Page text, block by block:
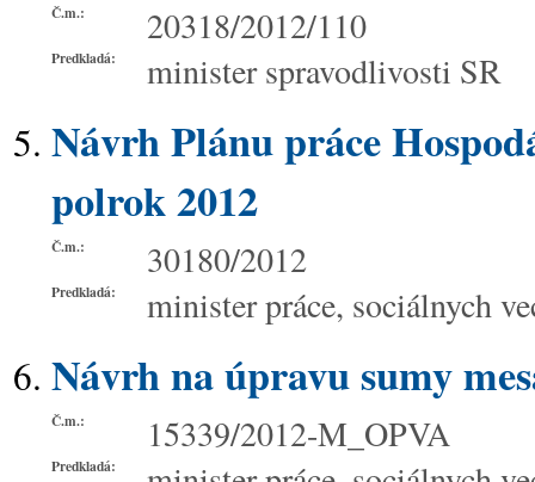
Č.m.: 20318/2012/110
Predkladá: minister spravodlivosti SR
Návrh Plánu práce
polrok 2012
Č.m.: 30180/2012
Predkladá: minister práce, sociálnych
Návrh na úpravu sumy
Č.m.: 15339/2012-M_OPVA
Predkladá: